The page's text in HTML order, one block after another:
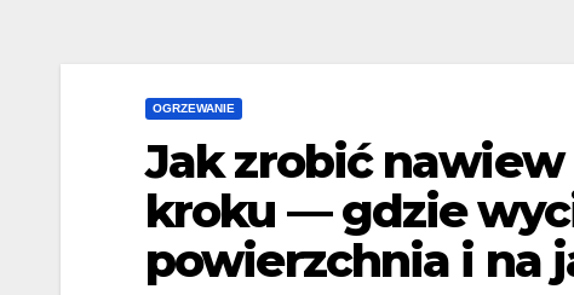
OGRZEWANIE
Jak zrobić
kroku — gdzie
powierzchnia i na